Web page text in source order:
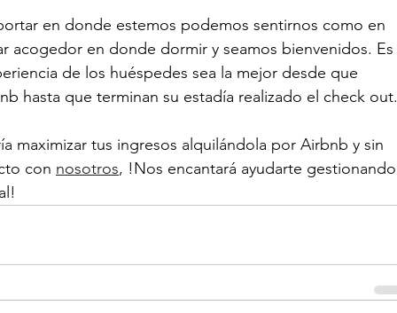
en donde estemos podemos sentirnos como en
acogedor en donde dormir y seamos bienvenidos. Es
de los huéspedes sea la mejor desde que
hasta que terminan su estadía realizado el check out.
maximizar tus ingresos alquilándola por Airbnb y sin
con nosotros, !Nos encantará ayudarte gestionando